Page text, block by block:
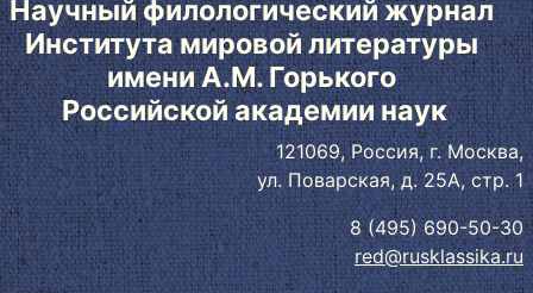
Научный филологический журнал
Института мировой литературы
имени А.М. Горького
Российской академии наук
121069, Россия, г. Москва,
ул. Поварская, д. 25А, стр. 1
8 (495) 690-50-30
red@rusklassika.ru